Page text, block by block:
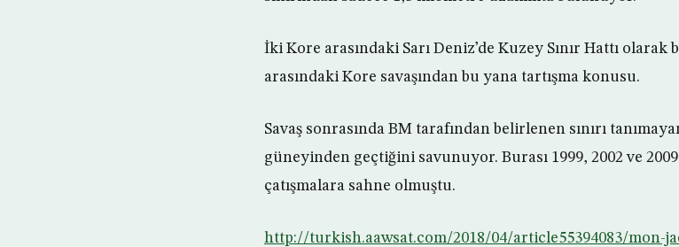
İki Kore arasındaki Sarı Deniz’de Kuzey Sınır Hattı olarak
arasındaki Kore savaşından bu yana tartışma konusu.
Savaş sonrasında BM tarafından belirlenen sınırı
güneyinden geçtiğini savunuyor. Burası 1999, 2002 ve
çatışmalara sahne olmuştu.
http://turkish.aawsat.com/2018/04/article55394083/mon-